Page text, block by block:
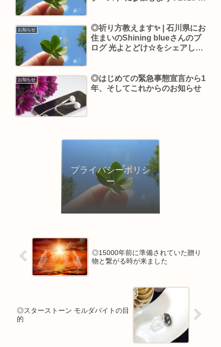
お知らせ
◎祈り方教えます✨ | 石川県にお
住まいのShining blueさんのブ
ログ 光よとどけ☆をシェアしま
お知らせ
◎はじめての緊急事態宣言から1
年、そしてこれからのお知らせ
プライバシーポリシ
ー
◎15000年前に準備されていた贈り
物と繋がる時が来ました
◎スターストーン モルダバイトの目
的